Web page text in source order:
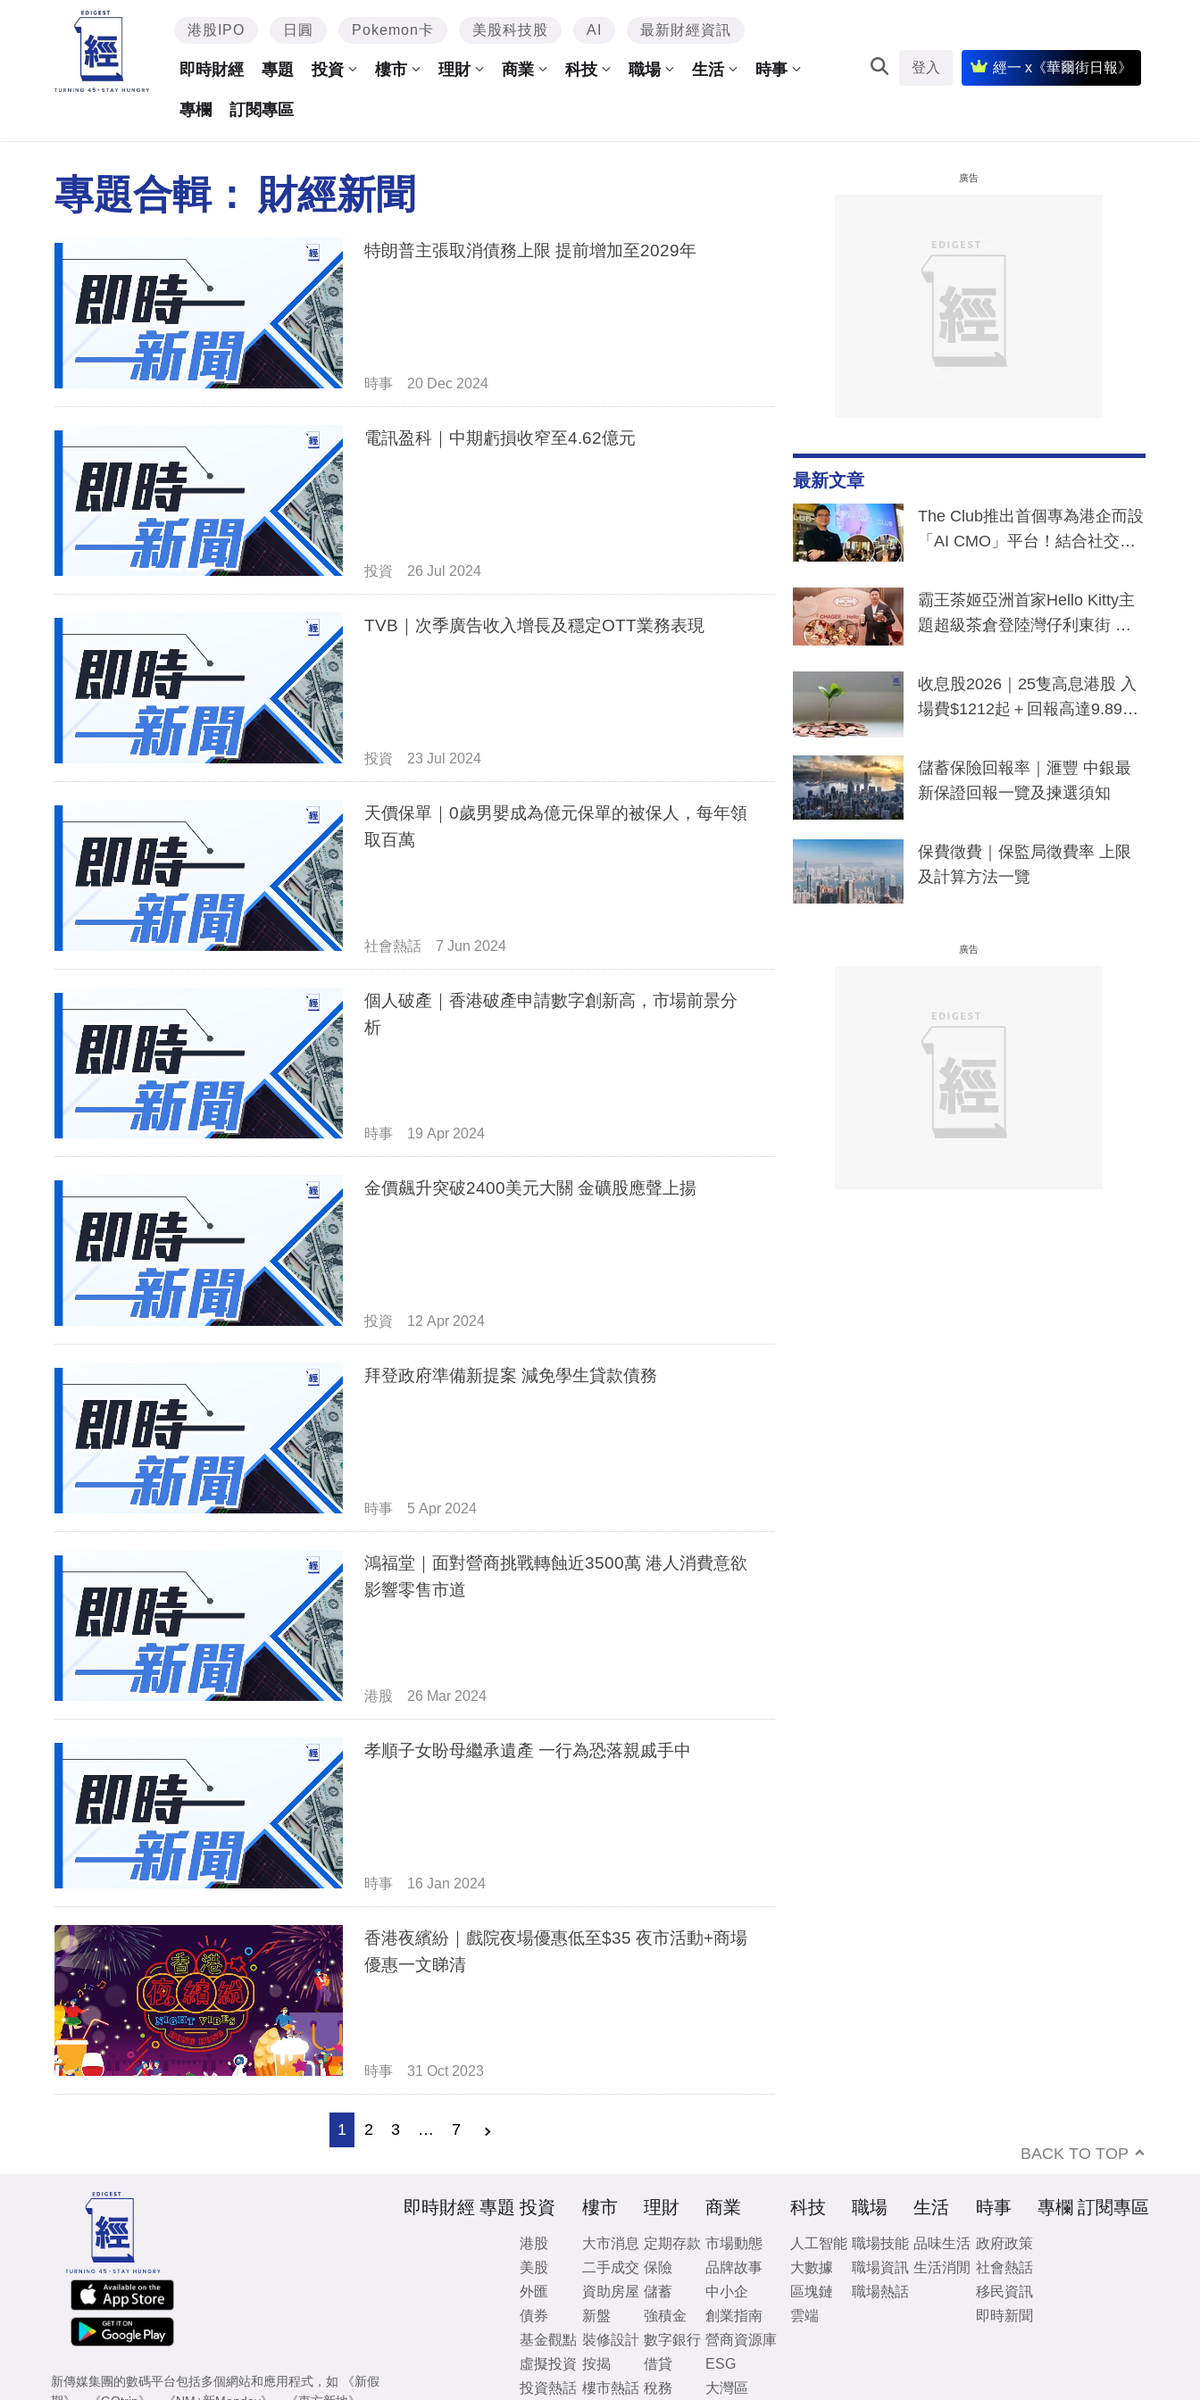
港股IPO 日圓 Pokemon卡 美股科技股 AI 最新財經資訊
即時財經 專題 投資 樓市 理財 商業 科技 職場 生活 時事
專欄 訂閱專區
登入 經一 x《華爾街日報》
專題合輯： 財經新聞
特朗普主張取消債務上限 提前增加至2029年
時事 20 Dec 2024
電訊盈科｜中期虧損收窄至4.62億元
投資 26 Jul 2024
TVB｜次季廣告收入增長及穩定OTT業務表現
投資 23 Jul 2024
天價保單｜0歲男嬰成為億元保單的被保人，每年領
取百萬
社會熱話 7 Jun 2024
個人破產｜香港破產申請數字創新高，市場前景分
析
時事 19 Apr 2024
金價飆升突破2400美元大關 金礦股應聲上揚
投資 12 Apr 2024
拜登政府準備新提案 減免學生貸款債務
時事 5 Apr 2024
鴻福堂｜面對營商挑戰轉蝕近3500萬 港人消費意欲
影響零售市道
港股 26 Mar 2024
孝順子女盼母繼承遺產 一行為恐落親戚手中
時事 16 Jan 2024
香港夜繽紛｜戲院夜場優惠低至$35 夜市活動+商場
優惠一文睇清
時事 31 Oct 2023
1 2 3 … 7
廣告
最新文章
The Club推出首個專為港企而設
「AI CMO」平台！結合社交聆
分鐘生成「貼地」宣傳短片
霸王茶姬亞洲首家Hello Kitty主
題超級茶倉登陸灣仔利東街 推
y及香港限定特調系列
收息股2026｜25隻高息港股 入
場費$1212起＋回報高達9.89
儲蓄保險回報率｜滙豐 中銀最
新保證回報一覽及揀選須知
保費徵費｜保監局徵費率 上限
及計算方法一覽
廣告
BACK TO TOP
新傳媒集團的數碼平台包括多個網站和應用程式，如
《新假
即時財經 專題 投資
港股
美股
外匯
債券
基金觀點
虛擬投資
投資熱話
樓市
大市消息
二手成交
資助房屋
新盤
裝修設計
按揭
樓市熱話
理財
定期存款
保險
儲蓄
強積金
數字銀行
借貸
稅務
商業
市場動態
品牌故事
中小企
創業指南
營商資源庫
ESG
大灣區
科技
人工智能
大數據
區塊鏈
雲端
職場
職場技能
職場資訊
職場熱話
生活
品味生活
生活消閒
時事
政府政策
社會熱話
移民資訊
即時新聞
專欄 訂閱專區